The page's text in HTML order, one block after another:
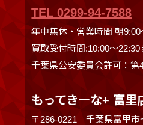
TEL 0299-94-7588
年中無休・営業時間 朝
買取受付時間:10:00〜22:30
千葉県公安委員会許可：第
もってきーな+ 富里
〒286-0221 千葉県富里市